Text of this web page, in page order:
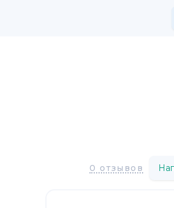
0 отзывов